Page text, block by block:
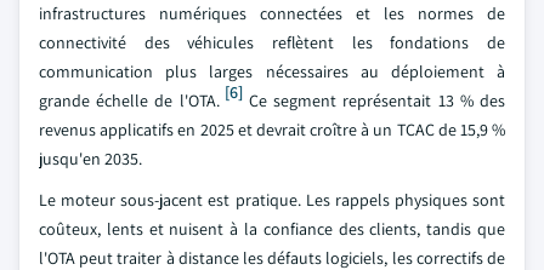
infrastructures numériques connectées et les normes de
connectivité des véhicules reflètent les fondations de
communication plus larges nécessaires au déploiement à
grande échelle de l'OTA. [6]Ce segment représentait 13 % des
revenus applicatifs en 2025 et devrait croître à un TCAC de 15,9 %
jusqu'en 2035.
Le moteur sous-jacent est pratique. Les rappels physiques sont
coûteux, lents et nuisent à la confiance des clients, tandis que
l'OTA peut traiter à distance les défauts logiciels, les correctifs de